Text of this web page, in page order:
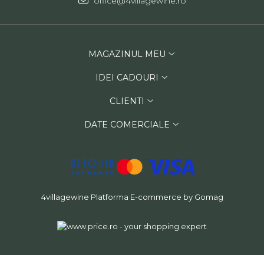
MAGAZINUL MEU
IDEI CADOURI
CLIENTI
DATE COMERCIALE
4villagewine Platforma E-commerce by Gomag